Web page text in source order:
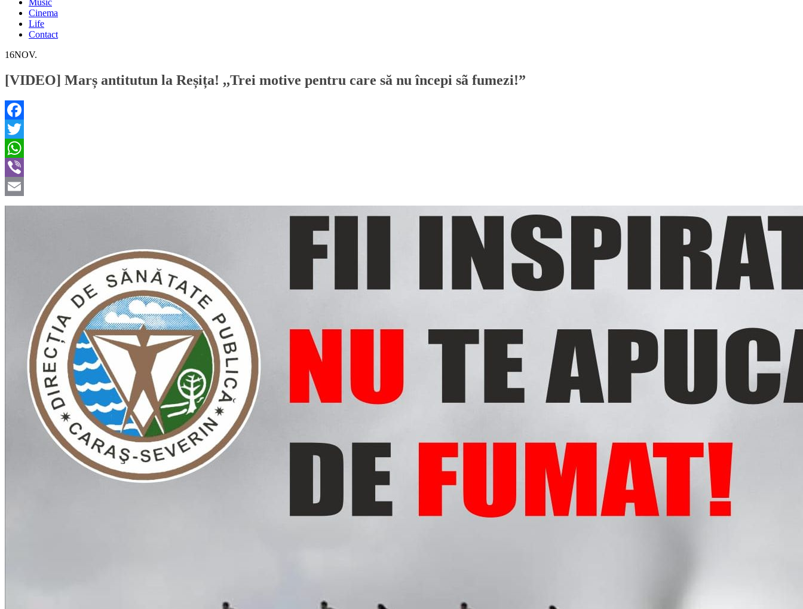
Music
Cinema
Life
Contact
16NOV.
[VIDEO] Marș antitutun la Reșița! ,,Trei motive pentru care să nu începi sã fumezi!”
Facebook
Twitter
WhatsApp
Viber
Email